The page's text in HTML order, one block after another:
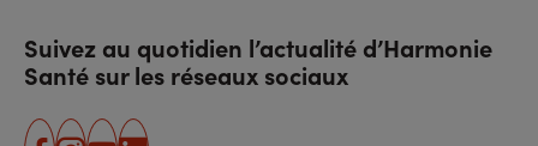
Suivez au quotidien l’actualité d’Harmonie
Santé sur les réseaux sociaux